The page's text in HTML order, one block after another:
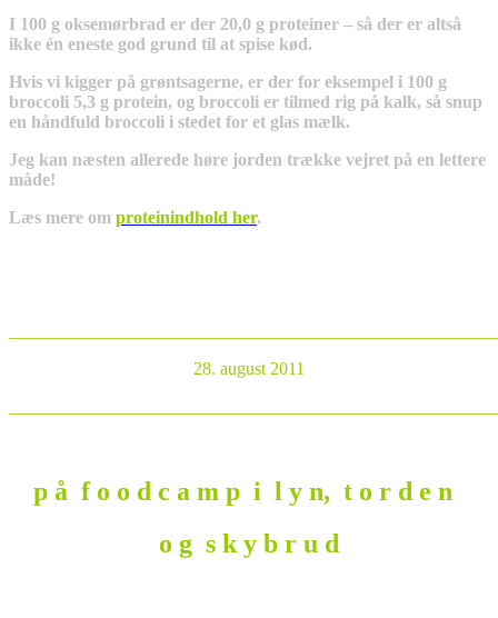
I 100 g oksemørbrad er der 20,0 g proteiner – så der er altså
ikke én eneste god grund til at spise kød.
Hvis vi kigger på grøntsagerne, er der for eksempel i 100 g
broccoli 5,3 g protein, og broccoli er tilmed rig på kalk, så snup
en håndfuld broccoli i stedet for et glas mælk.
Jeg kan næsten allerede høre jorden trække vejret på en lettere
måde!
Læs mere om proteinindhold her.
28. august 2011
p å f o o d c a m p i l y n, t o r d e n
o g s k y b r u d